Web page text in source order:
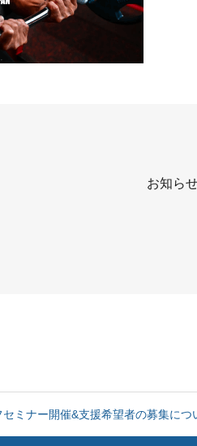
お知ら
セミナー開催&支援希望者の募集に